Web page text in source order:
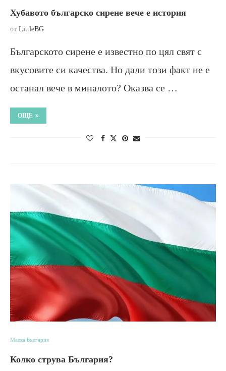
Хубавото българско сирене вече е история
от LittleBG
Българското сирене е известно по цял свят с
вкусовите си качества. Но дали този факт не е
останал вече в миналото? Оказва се …
ОЩЕ
Малка България
Колко струва България?